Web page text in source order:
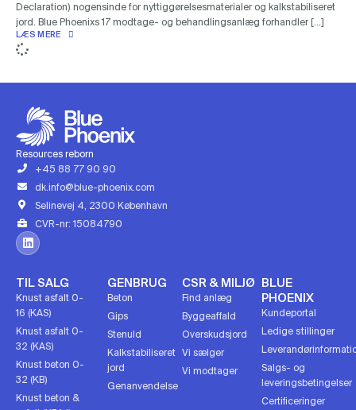
Declaration) nogensinde for nyttiggørelsesmaterialer og kalkstabiliseret
jord. Blue Phoenixs 17 modtage- og behandlingsanlæg forhandler […]
LÆS MERE
Resources reborn
+45 88 77 90 90
dk.info@blue-phoenix.com
Selinevej 4, 2300 København
CVR-nr: 15084790
TIL SALG
Knust asfalt 0-
16 (KAS)
Knust asfalt 0-
32 (KAS)
Knust beton 0-
32 (KB)
Knust beton &
GENBRUG
Beton
Gips
Stenuld
Kalkstabiliseret
jord
Genanvendelse
CSR & MILJØ
Find anlæg
Byggeaffald
Overskudsjord
Vi sælger
Vi modtager
BLUE
PHOENIX
Kundeportal
Ledige stillinger
Salgs- og
leveringsbetingelser
Certificeringer